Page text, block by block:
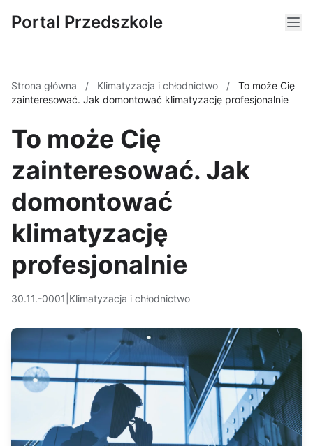
Portal Przedszkole
Strona główna / Klimatyzacja i chłodnictwo /
To może Cię
zainteresować. Jak domontować klimatyzację profesjonalnie
To może Cię
zainteresować. Jak
domontować
klimatyzację
profesjonalnie
30.11.-0001 Klimatyzacja i chłodnictwo